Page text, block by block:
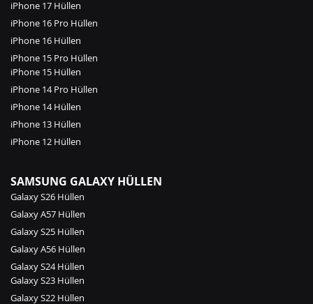
iPhone 17 Hüllen
iPhone 16 Pro Hüllen
iPhone 16 Hüllen
iPhone 15 Pro Hüllen
iPhone 15 Hüllen
iPhone 14 Pro Hüllen
iPhone 14 Hüllen
iPhone 13 Hüllen
iPhone 12 Hüllen
SAMSUNG GALAXY HÜLLEN
Galaxy S26 Hüllen
Galaxy A57 Hüllen
Galaxy S25 Hüllen
Galaxy A56 Hüllen
Galaxy S24 Hüllen
Galaxy S23 Hüllen
Galaxy S22 Hüllen